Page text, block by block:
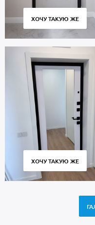
ХОЧУ ТАКУЮ ЖЕ
ХОЧУ ТАКУЮ ЖЕ